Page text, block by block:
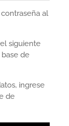
al
siguiente
de
ingrese
de